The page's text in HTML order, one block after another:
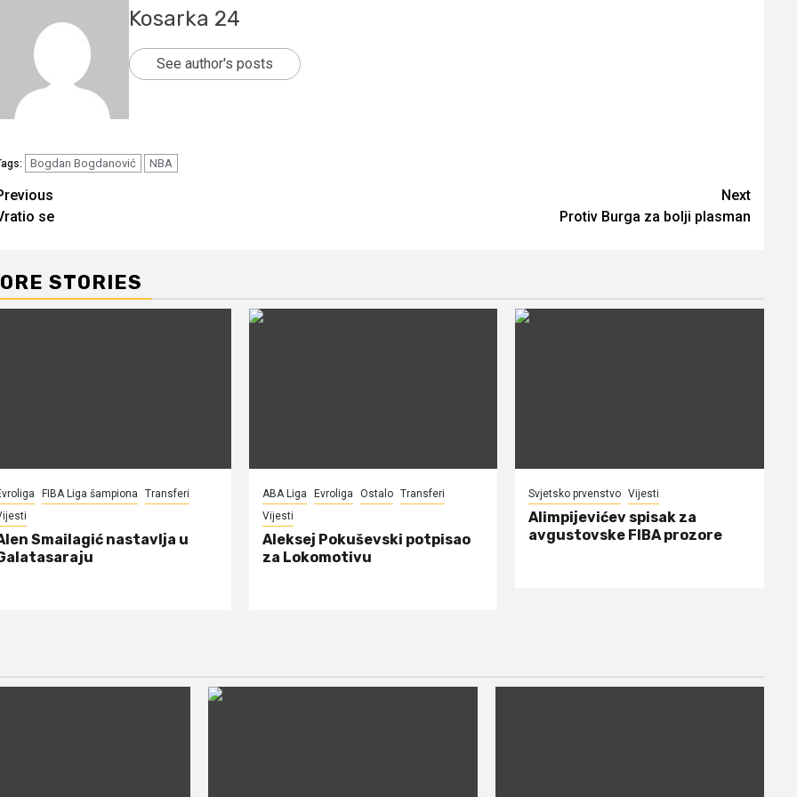
Kosarka 24
See author's posts
Bogdan Bogdanović NBA
se
Next
Protiv Burga za bolji plasman
STORIES
FIBA Liga šampiona
Transferi
Smailagić nastavlja u
ABA Liga Evroliga Ostalo Transferi
Vijesti
Aleksej Pokuševski potpisao
za Lokomotivu
Svjetsko prvenstvo Vijesti
Alimpijevićev spisak za
avgustovske FIBA prozore